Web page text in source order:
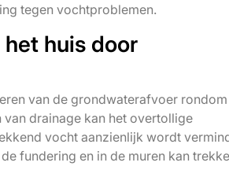
tegen vochtproblemen.
huis door
van de grondwaterafvoer
drainage kan het overtollige
vocht aanzienlijk wordt
fundering en in de muren kan